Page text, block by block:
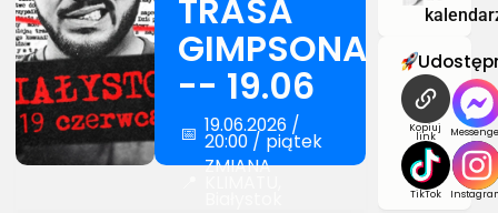
TRASA
GIMPSONA
-- 19.06
📅 19.06.2026 /
20:00 / piątek
ZMIANA
Kopiuj
link
TikTok